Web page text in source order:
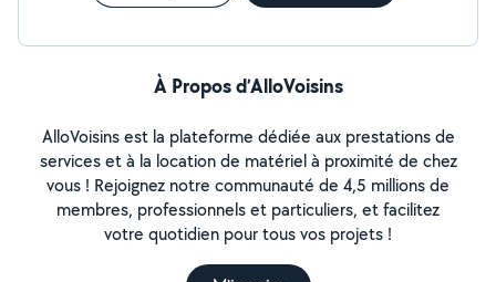
À Propos d’AlloVoisins
AlloVoisins est la plateforme dédiée aux prestations de
services et à la location de matériel à proximité de chez
vous ! Rejoignez notre communauté de 4,5 millions de
membres, professionnels et particuliers, et facilitez
votre quotidien pour tous vos projets !